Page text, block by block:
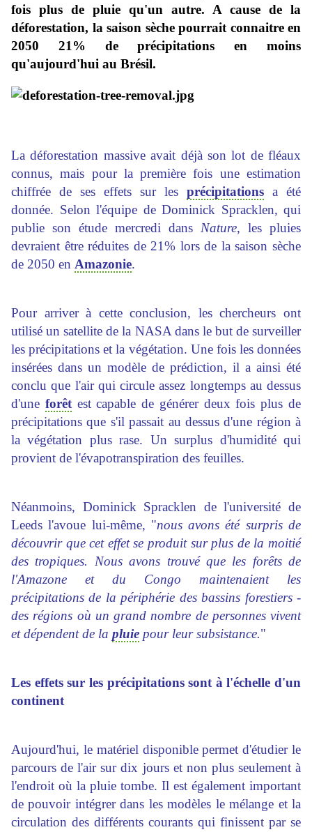
fois plus de pluie qu'un autre. A cause de la
déforestation, la saison sèche pourrait connaitre en
2050 21% de précipitations en moins
qu'aujourd'hui au Brésil.
La déforestation massive avait déjà son lot de fléaux
connus, mais pour la première fois une estimation
chiffrée de ses effets sur les précipitations a été
donnée. Selon l'équipe de Dominick Spracklen, qui
publie son étude mercredi dans Nature, les pluies
devraient être réduites de 21% lors de la saison sèche
de 2050 en Amazonie.
Pour arriver à cette conclusion, les chercheurs ont
utilisé un satellite de la NASA dans le but de surveiller
les précipitations et la végétation. Une fois les données
insérées dans un modèle de prédiction, il a ainsi été
conclu que l'air qui circule assez longtemps au dessus
d'une forêtest capable de générer deux fois plus de
précipitations que s'il passait au dessus d'une région à
la végétation plus rase. Un surplus d'humidité qui
provient de l'évapotranspiration des feuilles.
Néanmoins, Dominick Spracklen de l'université de
Leeds l'avoue lui-même, "nous avons été surpris de
découvrir que cet effet se produit sur plus de la moitié
des tropiques. Nous avons trouvé que les forêts de
l'Amazone et du Congo maintenaient les
précipitations de la périphérie des bassins forestiers -
des régions où un grand nombre de personnes vivent
et dépendent de la pluie pour leur subsistance."
Les effets sur les précipitations sont à l'échelle d'un
continent
Aujourd'hui, le matériel disponible permet d'étudier le
parcours de l'air sur dix jours et non plus seulement à
l'endroit où la pluie tombe. Il est également important
de pouvoir intégrer dans les modèles le mélange et la
circulation des différents courants qui finissent par se